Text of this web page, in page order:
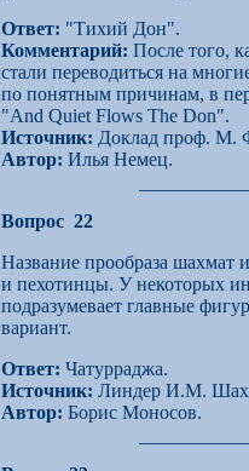
Ответ: "Тихий Дон".
Комментарий: После того,
стали переводиться на
по понятным причинам, в
"And Quiet Flows The Don".
Источник: Доклад проф. М.
Автор: Илья Немец.
Вопрос 22
Название прообраза шахмат
и пехотинцы. У некоторых
подразумевает главные
вариант.
Ответ: Чатурраджа.
Источник: Линдер И.М.
Автор: Борис Моносов.